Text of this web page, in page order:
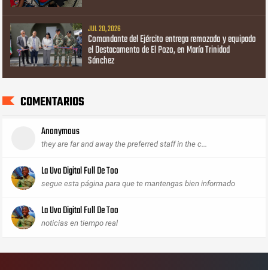
JUL 20, 2026
Comandante del Ejército entrega remozado y equipado
el Destacamento de El Pozo, en María Trinidad
Sánchez
COMENTARIOS
Anonymous
they are far and away the preferred staff in the c...
La Uva Digital Full De Too
segue esta página para que te mantengas bien informado
La Uva Digital Full De Too
noticias en tiempo real